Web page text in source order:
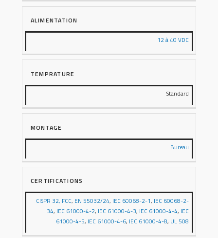
ALIMENTATION
12 à 40 VDC
TEMPRATURE
Standard
MONTAGE
Bureau
CERTIFICATIONS
CISPR 32, FCC, EN 55032/24, IEC 60068-2-1, IEC 60068-2-
34, IEC 61000-4-2, IEC 61000-4-3, IEC 61000-4-4, IEC
61000-4-5, IEC 61000-4-6, IEC 61000-4-8, UL 508